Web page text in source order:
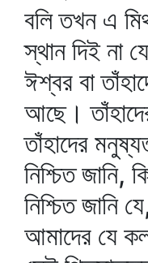
বলি তখন এ
স্থান দিই না
ঈশ্বর বা
আছে।
তাঁহাদের
নিশ্চিত
নিশ্চিত জানি
আমাদের যে